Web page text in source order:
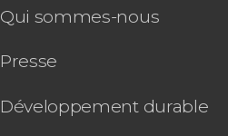
Musée National Thyssen-
Excursions d'une journée
Billet pour Ikono Madrid
Visite des arènes de Las
Visite guidée du centre
Qui sommes-nous
Presse
Développement durable